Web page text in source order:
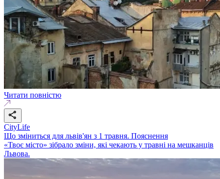
Читати повністю
CityLife
Що зміниться для львів'ян з 1 травня. Пояснення
«Твоє місто» зібрало зміни, які чекають у травні на мешканців
Львова.